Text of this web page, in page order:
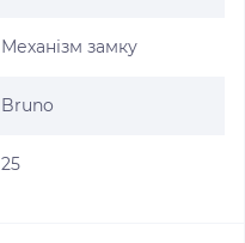
Механізм замку
Bruno
25